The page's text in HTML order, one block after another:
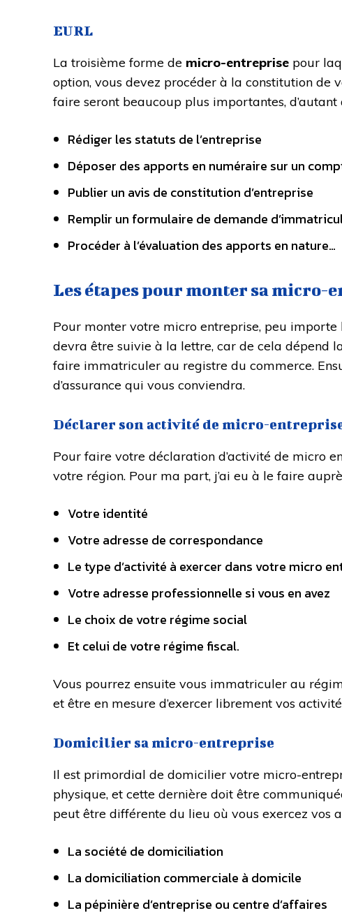
EURL
La troisième forme de micro-entreprise pour
option, vous devez procéder à la constitution de
faire seront beaucoup plus importantes,
Rédiger les statuts de l’entreprise
Déposer des apports en numéraire sur un
Publier un avis de constitution d’entreprise
Remplir un formulaire de demande
Procéder à l’évaluation des apports en nature…
Les étapes pour monter sa micro-
Pour monter votre micro entreprise, peu importe
devra être suivie à la lettre, car de cela dépend
faire immatriculer au registre du commerce.
d’assurance qui vous conviendra.
Déclarer son activité de micro-
Pour faire votre déclaration d’activité de micro
votre région. Pour ma part, j’ai eu à le faire
Votre identité
Votre adresse de correspondance
Le type d’activité à exercer dans votre micro
Votre adresse professionnelle si vous en avez
Le choix de votre régime social
Et celui de votre régime fiscal.
Vous pourrez ensuite vous immatriculer au
et être en mesure d’exercer librement vos
Domicilier sa micro-entreprise
Il est primordial de domicilier votre micro-
physique, et cette dernière doit être
peut être différente du lieu où vous exercez vos
La société de domiciliation
La domiciliation commerciale à domicile
La pépinière d’entreprise ou centre d’affaires